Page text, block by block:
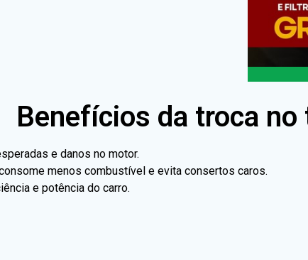
Benefícios da troca no
e danos no motor.
menos combustível e evita consertos caros.
e potência do carro.